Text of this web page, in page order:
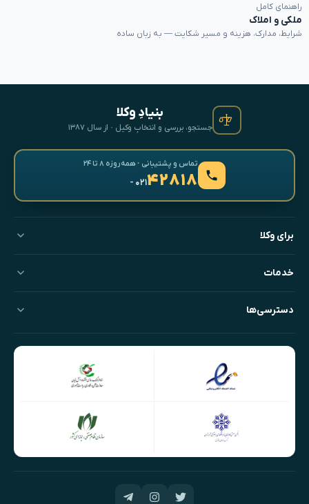
راهنمای کامل
ملکی و املاک
شرایط، مدارک، هزینه و مسیر شکایت — به زبان ساده
بنیادِ وکلا
جستجو، بررسی و انتخابِ وکیل · از سال ۱۳۸۷
تماس و پشتیبانی · همه‌روزه ۸ تا ۲۴
۴۲۸۱۸- ۰۲۱
برای وکلا
خدمات
دسترسی‌ها